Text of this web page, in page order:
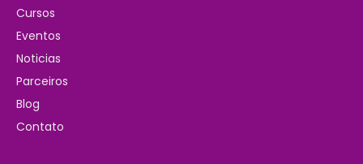
Cursos
Eventos
Noticias
Parceiros
Blog
Contato